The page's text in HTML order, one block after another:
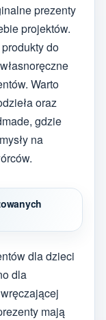
prezenty
projektów.
do
Warto
oraz
gdzie
na
dla dzieci
dla
mają